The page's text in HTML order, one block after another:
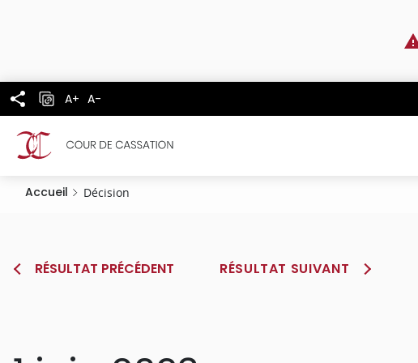
A+ A-
Accueil Décision
RÉSULTAT PRÉCÉDENT RÉSULTAT SUIVANT